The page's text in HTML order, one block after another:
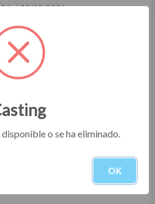
al 09/08/2026
20 y 40 años para obras
o se ha eliminado.
OK